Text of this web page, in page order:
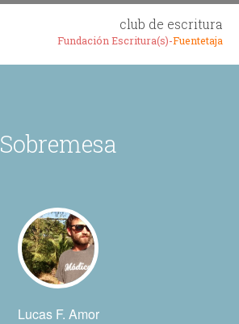
club de escritura
Fundación Escritura(s)-Fuentetaja
Sobremesa
Lucas F. Amor